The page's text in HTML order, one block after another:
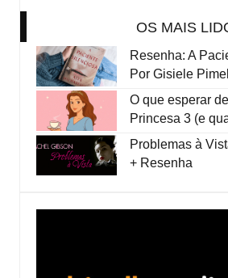
OS MAIS
Resenha: A
Por Gisiele Pimel
O que esperar
Princesa 3 (e
Problemas à
+ Resenha